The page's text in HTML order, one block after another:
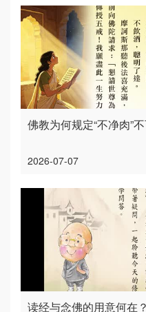
佛教为何规定“不净肉”
2026-07-07
读经与念佛的用意何在